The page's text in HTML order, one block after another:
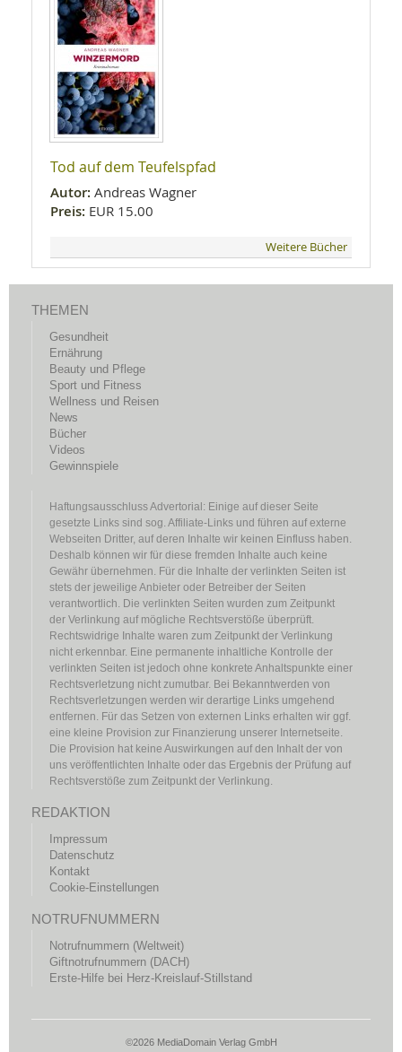
Tod auf dem Teufelspfad
Autor: Andreas Wagner
Preis: EUR 15.00
Weitere Bücher
THEMEN
Gesundheit
Ernährung
Beauty und Pflege
Sport und Fitness
Wellness und Reisen
News
Bücher
Videos
Gewinnspiele
Haftungsausschluss Advertorial: Einige auf dieser Seite
gesetzte Links sind sog. Affiliate-Links und führen auf externe
Webseiten Dritter, auf deren Inhalte wir keinen Einfluss haben.
Deshalb können wir für diese fremden Inhalte auch keine
Gewähr übernehmen. Für die Inhalte der verlinkten Seiten ist
stets der jeweilige Anbieter oder Betreiber der Seiten
verantwortlich. Die verlinkten Seiten wurden zum Zeitpunkt
der Verlinkung auf mögliche Rechtsverstöße überprüft.
Rechtswidrige Inhalte waren zum Zeitpunkt der Verlinkung
nicht erkennbar. Eine permanente inhaltliche Kontrolle der
verlinkten Seiten ist jedoch ohne konkrete Anhaltspunkte einer
Rechtsverletzung nicht zumutbar. Bei Bekanntwerden von
Rechtsverletzungen werden wir derartige Links umgehend
entfernen. Für das Setzen von externen Links erhalten wir ggf.
eine kleine Provision zur Finanzierung unserer Internetseite.
Die Provision hat keine Auswirkungen auf den Inhalt der von
uns veröffentlichten Inhalte oder das Ergebnis der Prüfung auf
Rechtsverstöße zum Zeitpunkt der Verlinkung.
REDAKTION
Impressum
Datenschutz
Kontakt
Cookie-Einstellungen
NOTRUFNUMMERN
Notrufnummern (Weltweit)
Giftnotrufnummern (DACH)
Erste-Hilfe bei Herz-Kreislauf-Stillstand
©2026 MediaDomain Verlag GmbH